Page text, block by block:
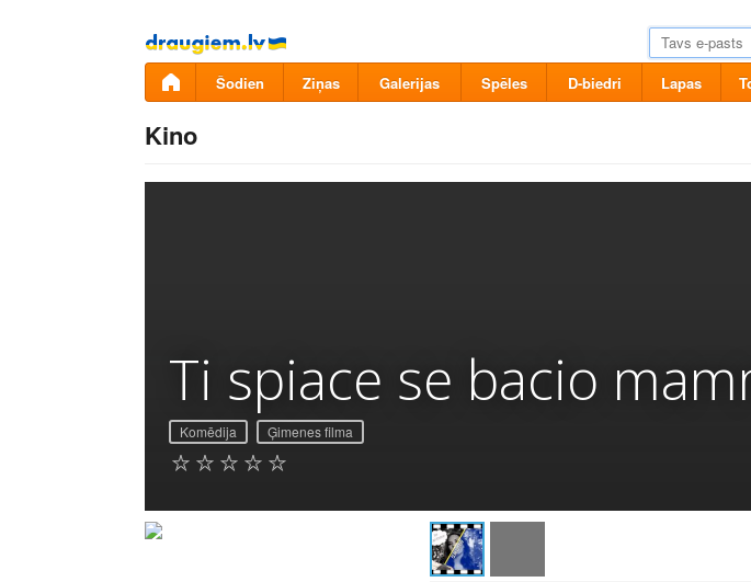
Pāriet
uz
saturu
Šodien Ziņas Galerijas Spēles D-biedri Lapas
Kino
Ti spiace se bacio
Komēdija Ģimenes filma